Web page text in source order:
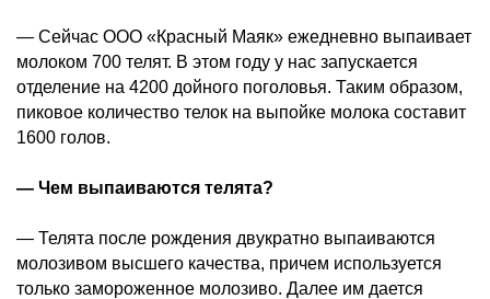
— Сейчас ООО «Красный Маяк» ежедневно выпаивает
молоком 700 телят. В этом году у нас запускается
отделение на 4200 дойного поголовья. Таким образом,
пиковое количество телок на выпойке молока составит
1600 голов.
— Чем выпаиваются телята?
— Телята после рождения двукратно выпаиваются
молозивом высшего качества, причем используется
только замороженное молозиво. Далее им дается